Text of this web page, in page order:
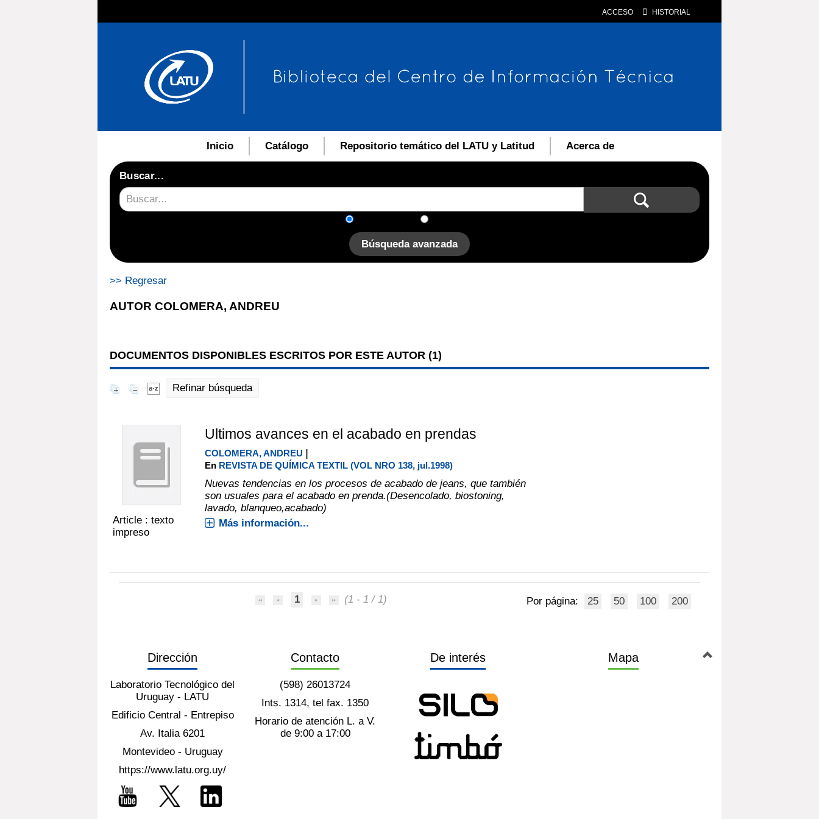
ACCESO HISTORIAL
Inicio Catálogo Repositorio temático del LATU y Latitud Acerca de
Buscar...
Búsqueda avanzada
>> Regresar
AUTOR COLOMERA, ANDREU
DOCUMENTOS DISPONIBLES ESCRITOS POR ESTE AUTOR (1)
Refinar búsqueda
Article : texto
impreso
Ultimos avances en el acabado en prendas
COLOMERA, ANDREU |
En REVISTA DE QUÍMICA TEXTIL (VOL NRO 138, jul.1998)
Nuevas tendencias en los procesos de acabado de jeans, que también
son usuales para el acabado en prenda.(Desencolado, biostoning,
lavado, blanqueo,acabado)
Más información...
1 (1 - 1 / 1) Por página: 25 50 100 200
Dirección
Laboratorio Tecnológico del
Uruguay - LATU
Edificio Central - Entrepiso
Av. Italia 6201
Montevideo - Uruguay
https://www.latu.org.uy/
Contacto
(598) 26013724
Ints. 1314, tel fax. 1350
Horario de atención L. a V.
de 9:00 a 17:00
De interés Mapa